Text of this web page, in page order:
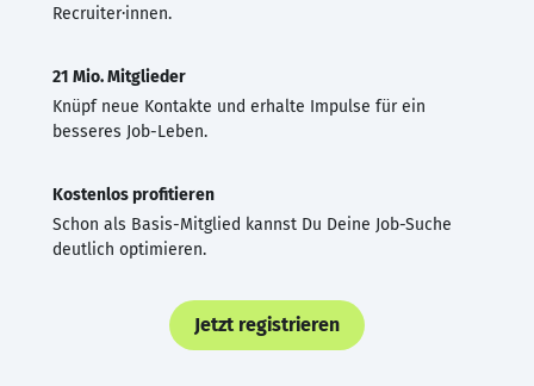
Recruiter·innen.
21 Mio. Mitglieder
Knüpf neue Kontakte und erhalte Impulse für ein
besseres Job-Leben.
Kostenlos profitieren
Schon als Basis-Mitglied kannst Du Deine Job-Suche
deutlich optimieren.
Jetzt registrieren